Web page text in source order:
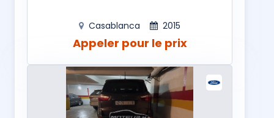
Casablanca 2015
Appeler pour le prix